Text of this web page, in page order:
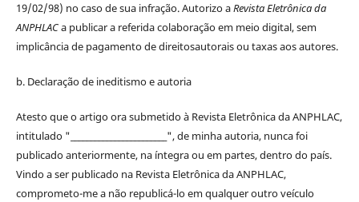
19/02/98) no caso de sua infração. Autorizo aRevista Eletrônica da
ANPHLACa publicar a referida colaboração em meio digital, sem
implicância de pagamento dedireitosautoraisou taxas aos autores.
b. Declaração de ineditismo e autoria
Atesto que o artigo ora submetido à Revista Eletrônica da ANPHLAC,
intitulado "________________________", de minha autoria, nunca foi
publicado anteriormente, na íntegra ou em partes, dentrodo país.
Vindo a ser publicado na Revista Eletrônica da ANPHLAC,
comprometo-me a não republicá-lo em qualquer outro veículo